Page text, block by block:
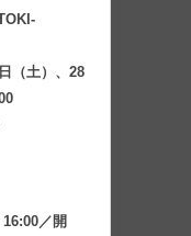
（土）、28
／開